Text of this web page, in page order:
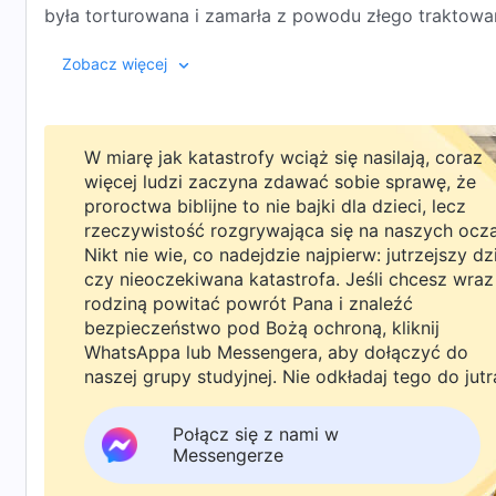
była torturowana i zamarła z powodu złego
serca. Jej rodzina chciała dojść sprawiedliwości,
Niektóre materiały zawarte w tym filmie pochodzą z
https://www.youtube.com/channel/
Zobacz więcej
W miarę jak katastrofy wciąż się nasilają, coraz
więcej ludzi zaczyna zdawać sobie sprawę, że
proroctwa biblijne to nie bajki dla dzieci, lecz
rzeczywistość rozgrywająca się na naszych
Nikt nie wie, co nadejdzie najpierw: jutrzejszy
czy nieoczekiwana katastrofa. Jeśli chcesz
rodziną powitać powrót Pana i znaleźć
bezpieczeństwo pod Bożą ochroną, kliknij
WhatsAppa lub Messengera, aby dołączyć do
naszej grupy studyjnej. Nie odkładaj tego do
Połącz się z nami w
Messengerze